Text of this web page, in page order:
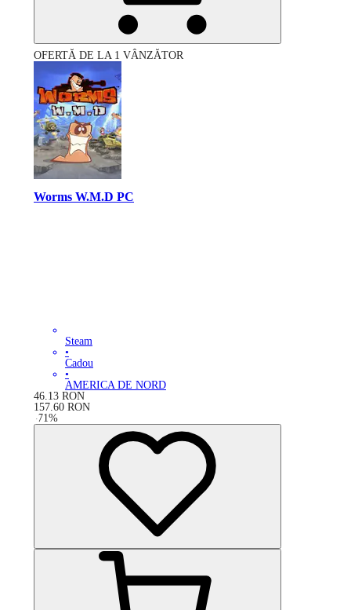
OFERTĂ DE LA 1 VÂNZĂTOR
Worms W.M.D PC
Steam
•
Cadou
•
AMERICA DE NORD
46.13 RON
157.60 RON
-71 %